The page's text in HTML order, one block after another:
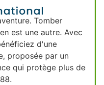
Tomber
est une autre. Avec
d'une
proposée par un
qui protège plus de